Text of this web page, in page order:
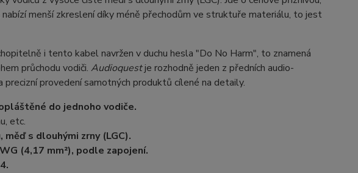
menší zkreslení díky méně přechodům ve struktuře materiálu, to jest
i tento kabel navržen v duchu hesla "Do No Harm", to znamená
průchodu vodiči. Audioquestje rozhodně jeden z předních audio-
provedení samotných produktů cílené na detaily.
do jednoho vodiče.
etc.
s dlouhými zrny (LGC).
(4,17 mm²), podle zapojení.